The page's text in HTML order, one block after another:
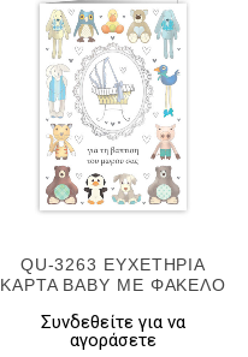
QU-3263 ΕΥΧΕΤΗΡΙΑ
ΚΑΡΤΑ BABY ΜΕ ΦΑΚΕΛΟ
Συνδεθείτε για να
αγοράσετε